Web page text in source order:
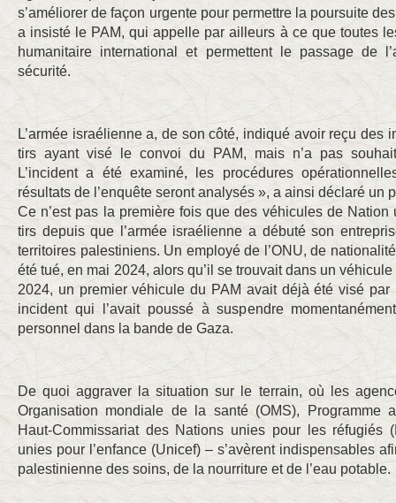
s’améliorer de façon urgente pour permettre la poursuite
a insisté le PAM, qui appelle par ailleurs à ce que toutes
humanitaire international et permettent le passage de
sécurité.
L’armée israélienne a, de son côté, indiqué avoir reçu des
tirs ayant visé le convoi du PAM, mais n’a pas
L’incident a été examiné, les procédures
résultats de l’enquête seront analysés », a ainsi déclaré un
Ce n’est pas la première fois que des véhicules de
tirs depuis que l’armée israélienne a débuté son
territoires palestiniens. Un employé de l’ONU, de
été tué, en mai 2024, alors qu’il se trouvait dans un
2024, un premier véhicule du PAM avait déjà été visé
incident qui l’avait poussé à suspendre
personnel dans la bande de Gaza.
De quoi aggraver la situation sur le terrain, où les
Organisation mondiale de la santé (OMS), Programme
Haut-Commissariat des Nations unies pour les réfugiés
unies pour l’enfance (Unicef) – s’avèrent indispensables
palestinienne des soins, de la nourriture et de l’eau potable.